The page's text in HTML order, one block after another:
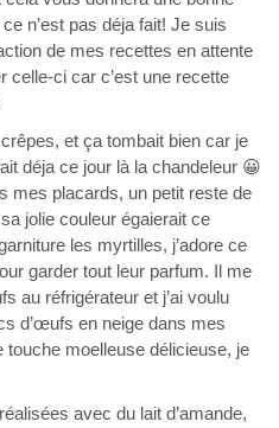
n’est pas déja fait! Je suis
de mes recettes en attente
celle-ci car c’est une recette
et ça tombait bien car je
déja ce jour là la chandeleur 😀
mes placards, un petit reste de
jolie couleur égaierait ce
les myrtilles, j’adore ce
garder tout leur parfum. Il me
au réfrigérateur et j’ai voulu
d’œufs en neige dans mes
moelleuse délicieuse, je
avec du lait d’amande,